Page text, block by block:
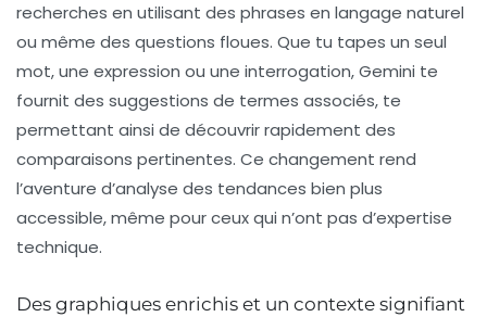
recherches en utilisant des phrases en langage naturel
ou même des questions floues. Que tu tapes un seul
mot, une expression ou une interrogation, Gemini te
fournit des suggestions de termes associés, te
permettant ainsi de découvrir rapidement des
comparaisons pertinentes. Ce changement rend
l’aventure d’analyse des tendances bien plus
accessible, même pour ceux qui n’ont pas d’expertise
technique.
Des graphiques enrichis et un contexte signifiant